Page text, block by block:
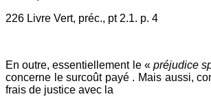
226 Livre Vert, préc., pt 2.1. p. 4
En outre, essentiellement le «préjudice
concerne le surcoût payé . Mais aussi,
frais de justice avec la